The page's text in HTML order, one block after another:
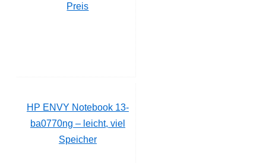
Preis
HP ENVY Notebook 13-
ba0770ng – leicht, viel
Speicher